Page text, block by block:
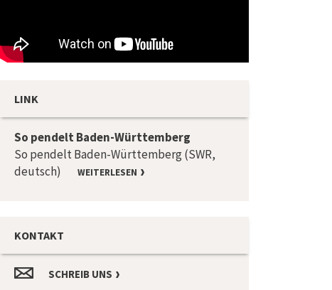
LINK
So pendelt Baden-Württemberg
So pendelt Baden-Württemberg (SWR,
deutsch)
WEITERLESEN
KONTAKT
SCHREIB UNS